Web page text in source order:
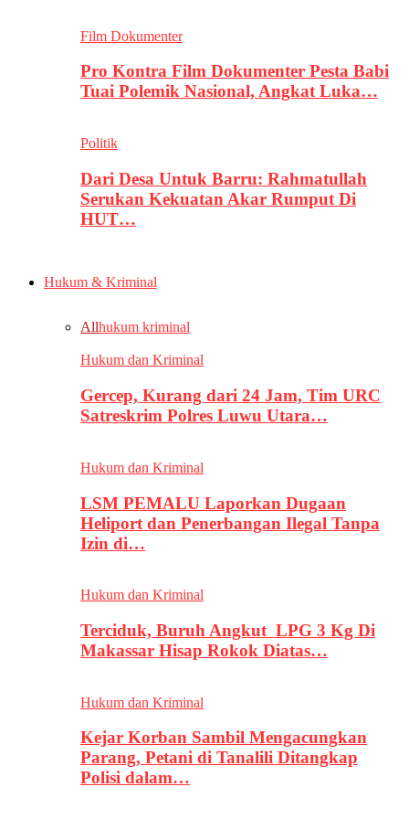
Film Dokumenter
Pro Kontra Film Dokumenter Pesta Babi
Tuai Polemik Nasional, Angkat Luka…
Politik
Dari Desa Untuk Barru: Rahmatullah
Serukan Kekuatan Akar Rumput Di
HUT…
Hukum & Kriminal
Allhukum kriminal
Hukum dan Kriminal
Gercep, Kurang dari 24 Jam, Tim URC
Satreskrim Polres Luwu Utara…
Hukum dan Kriminal
LSM PEMALU Laporkan Dugaan
Heliport dan Penerbangan Ilegal Tanpa
Izin di…
Hukum dan Kriminal
Terciduk, Buruh Angkut LPG 3 Kg Di
Makassar Hisap Rokok Diatas…
Hukum dan Kriminal
Kejar Korban Sambil Mengacungkan
Parang, Petani di Tanalili Ditangkap
Polisi dalam…